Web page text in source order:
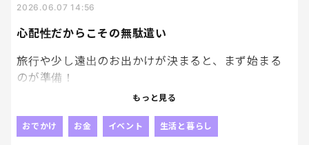
帰宅して家計簿つける時に毎回ちょっとだけ現実を
心配性だからこその無駄遣い
2026.06.07 14:56
旅行や少し遠出のお出かけが決まると、まず始まる
のが準備！
でも私は準備より先に心配が始まる、、笑
もっと見る
おでかけ お金 イベント 生活と暮らし